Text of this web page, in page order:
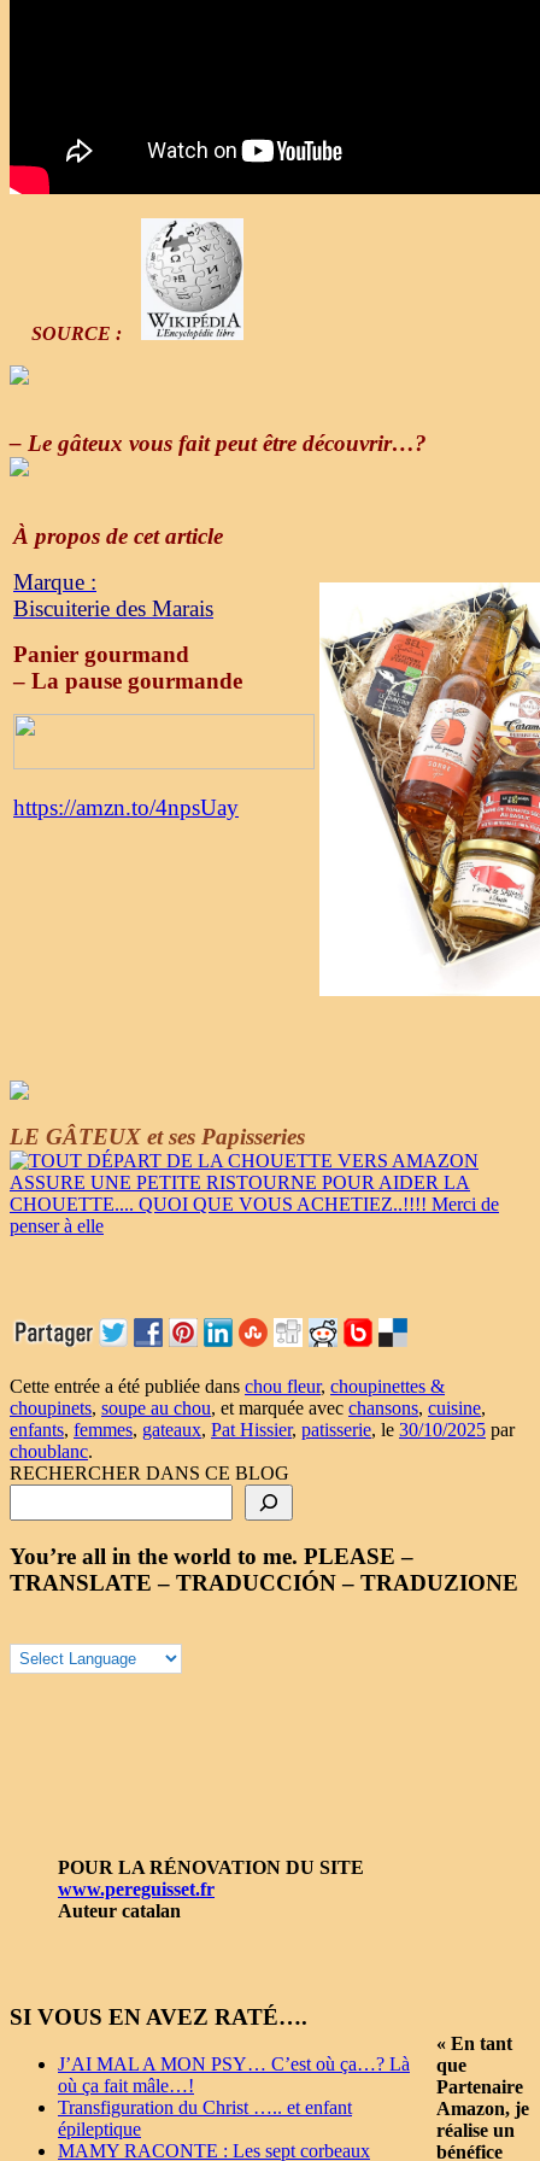
SOURCE :
– Le gâteux vous fait peut être découvrir…?
À propos de cet article
Marque :
Biscuiterie des Marais
Panier gourmand
– La pause gourmande
https://amzn.to/4npsUay
LE GÂTEUX et ses Papisseries
Cette entrée a été publiée dans chou fleur, choupinettes &
choupinets, soupe au chou, et marquée avec chansons, cuisine,
enfants, femmes, gateaux, Pat Hissier, patisserie, le 30/10/2025 par
choublanc.
RECHERCHER DANS CE BLOG
You’re all in the world to me. PLEASE –
TRANSLATE – TRADUCCIÓN – TRADUZIONE
POUR LA RÉNOVATION DU SITE
www.pereguisset.fr
Auteur catalan
« En tant
que
Partenaire
Amazon, je
réalise un
bénéfice
SI VOUS EN AVEZ RATÉ….
J’AI MAL A MON PSY… C’est où ça…? Là
où ça fait mâle…!
Transfiguration du Christ ….. et enfant
épileptique
MAMY RACONTE : Les sept corbeaux